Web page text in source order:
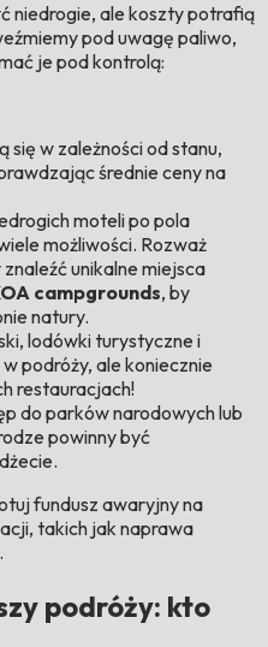
niedrogie, ale koszty potrafią
pod uwagę paliwo,
je pod kontrolą:
się w zależności od stanu,
średnie ceny na
moteli po pola
możliwości. Rozważ
znaleźć unikalne miejsca
campgrounds, by
natury.
lodówki turystyczne i
podróży, ale koniecznie
restauracjach!
do parków narodowych lub
powinny być
fundusz awaryjny na
takich jak naprawa
podróży: kto